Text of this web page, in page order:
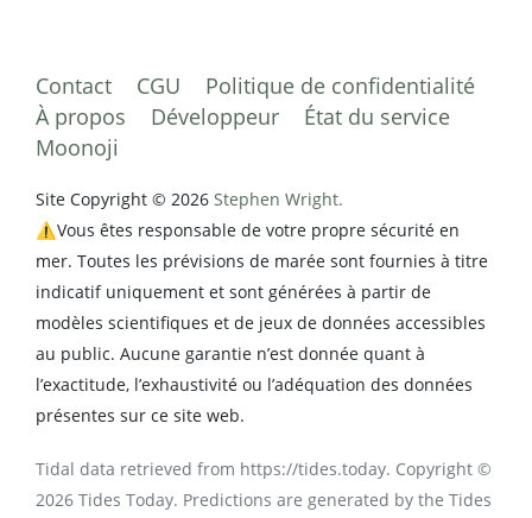
Contact CGU
Politique de confidentialité
À propos
Développeur
État du service
Moonoji
Site Copyright © 2026 Stephen Wright.
⚠️Vous êtes responsable de votre propre sécurité en
mer. Toutes les prévisions de marée sont fournies à titre
indicatif uniquement et sont générées à partir de
modèles scientifiques et de jeux de données accessibles
au public. Aucune garantie n’est donnée quant à
l’exactitude, l’exhaustivité ou l’adéquation des données
présentes sur ce site web.
Tidal data retrieved from https://tides.today. Copyright ©
2026 Tides Today. Predictions are generated by the Tides